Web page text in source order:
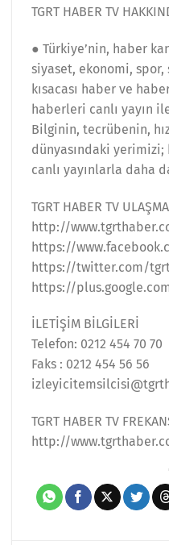
TGRT HABER TV
● Türkiye’nin, haber
siyaset, ekonomi, spor,
kısacası haber ve
haberleri canlı yayın
Bilginin, tecrübenin,
dünyasındaki yerimizi;
canlı yayınlarla daha
TGRT HABER TV
http://
https://
https://twitter.com/
https://
İLETİŞİM BİLGİLERİ
Telefon: 0212 454 70 70
Faks : 0212 454 56 56
TGRT HABER TV
http://